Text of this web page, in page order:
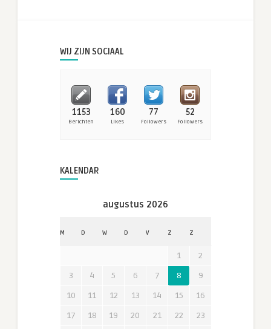
WIJ ZIJN SOCIAAL
1153
Berichten
160
Likes
77
Followers
52
Followers
KALENDAR
augustus 2026
M D W D V Z Z
1
2
3
4 5 6 7 8
9
10
11 12 13 14 15
16
17
18 19 20 21 22
23